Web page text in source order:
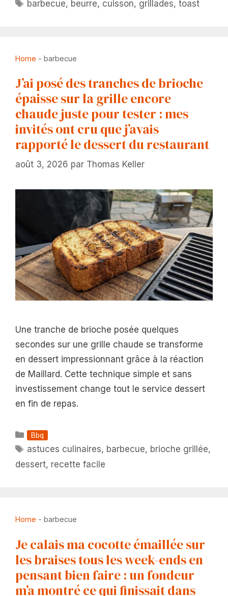
barbecue, beurre, cuisson, grillades,toast
Home - barbecue
J’ai posé des tranches de brioche
épaisse sur la grille encore
chaude juste pour tester : mes
invités ont cru que j’avais
rapporté le dessert du restaurant
août 3, 2026 par Thomas Keller
Une tranche de brioche posée quelques
secondes sur une grille chaude se transforme
en dessert impressionnant grâce à la réaction
de Maillard. Cette technique simple et sans
investissement change tout le service dessert
en fin de repas.
Catégories
Bbq
Étiquettes
astuces culinaires, barbecue, brioche grillée,
dessert, recette facile
Home - barbecue
Je calais ma cocotte émaillée sur
les braises tous les week-ends en
pensant bien faire : un fondeur
m’a montré ce qui finissait dans